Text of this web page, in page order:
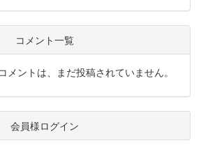
コメント一覧
メントは、まだ投稿されていません。
会員様ログイン